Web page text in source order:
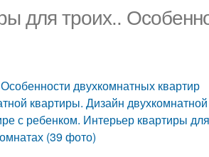
для троих..
двухкомнатных квартир
квартиры. Дизайн
с ребенком. Интерьер квартиры
(39 фото)